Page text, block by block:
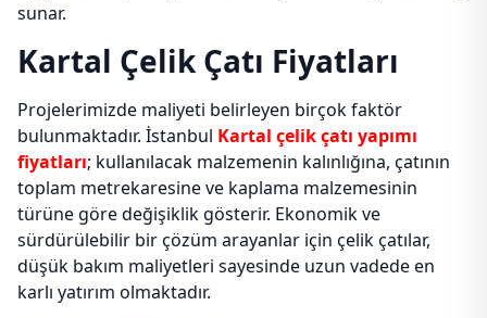
sunar.
Kartal Çelik Çatı Fiyatları
Projelerimizde maliyeti belirleyen birçok faktör
bulunmaktadır. İstanbul Kartal çelik çatı yapımı
fiyatları; kullanılacak malzemenin kalınlığına, çatının
toplam metrekaresine ve kaplama malzemesinin
türüne göre değişiklik gösterir. Ekonomik ve
sürdürülebilir bir çözüm arayanlar için çelik çatılar,
düşük bakım maliyetleri sayesinde uzun vadede en
karlı yatırım olmaktadır.